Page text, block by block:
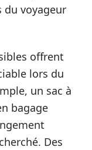
du voyageur
offrent
lors du
un sac à
bagage
Des